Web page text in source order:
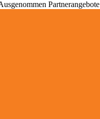
Partnerangebote